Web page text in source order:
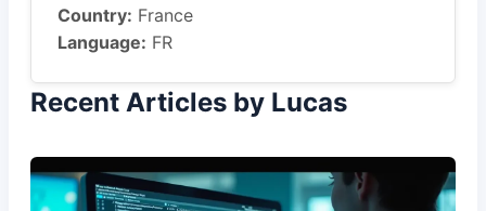
Country: France
Language: FR
Recent Articles by Lucas